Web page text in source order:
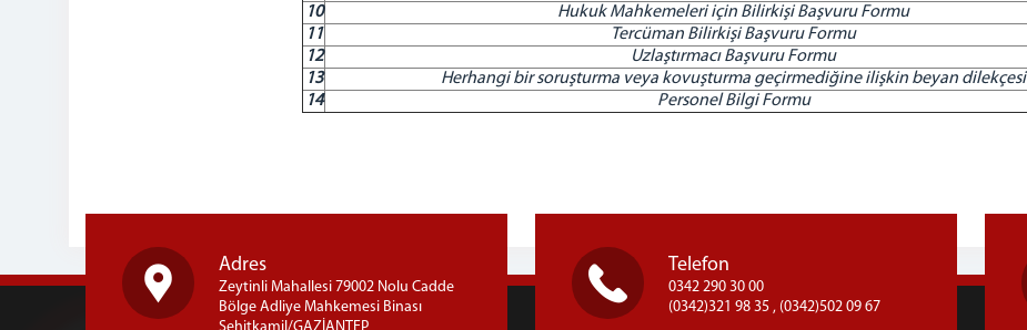
10
Hukuk Mahkemeleri için Bilirkişi Başvuru Formu
11
Tercüman Bilirkişi Başvuru Formu
12
Uzlaştırmacı Başvuru Formu
13
Herhangi bir soruşturma veya kovuşturma geçirmediğine ilişkin beyan dilekçesi
14
Personel Bilgi Formu
Adres
Zeytinli Mahallesi 79002 Nolu Cadde
Bölge Adliye Mahkemesi Binası
Telefon
0342 290 30 00
(0342)321 98 35 , (0342)502 09 67